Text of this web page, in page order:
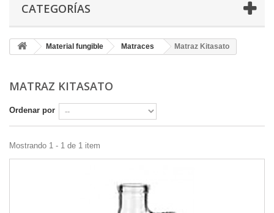
CATEGORÍAS
Material fungible Matraces Matraz Kitasato
MATRAZ KITASATO
Ordenar por
Mostrando 1 - 1 de 1 item